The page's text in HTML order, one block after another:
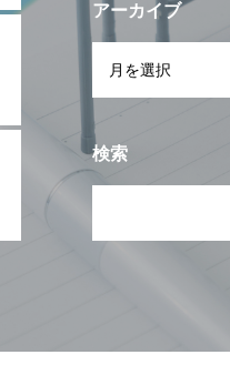
アーカイブ
検索